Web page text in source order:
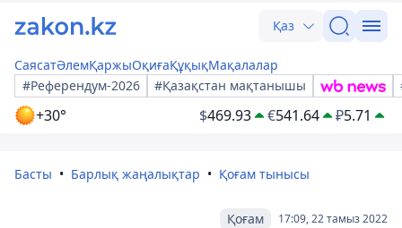
Қаз
СаясатӘлемҚаржыОқиғаҚұқықМақалалар
#Референдум-2026
#Қазақстан мақтанышы
+30° $469.93 €541.64 ₽5.71
Басты Барлық жаңалықтар Қоғам тынысы
17:09, 22 тамыз 2022
Қоғам